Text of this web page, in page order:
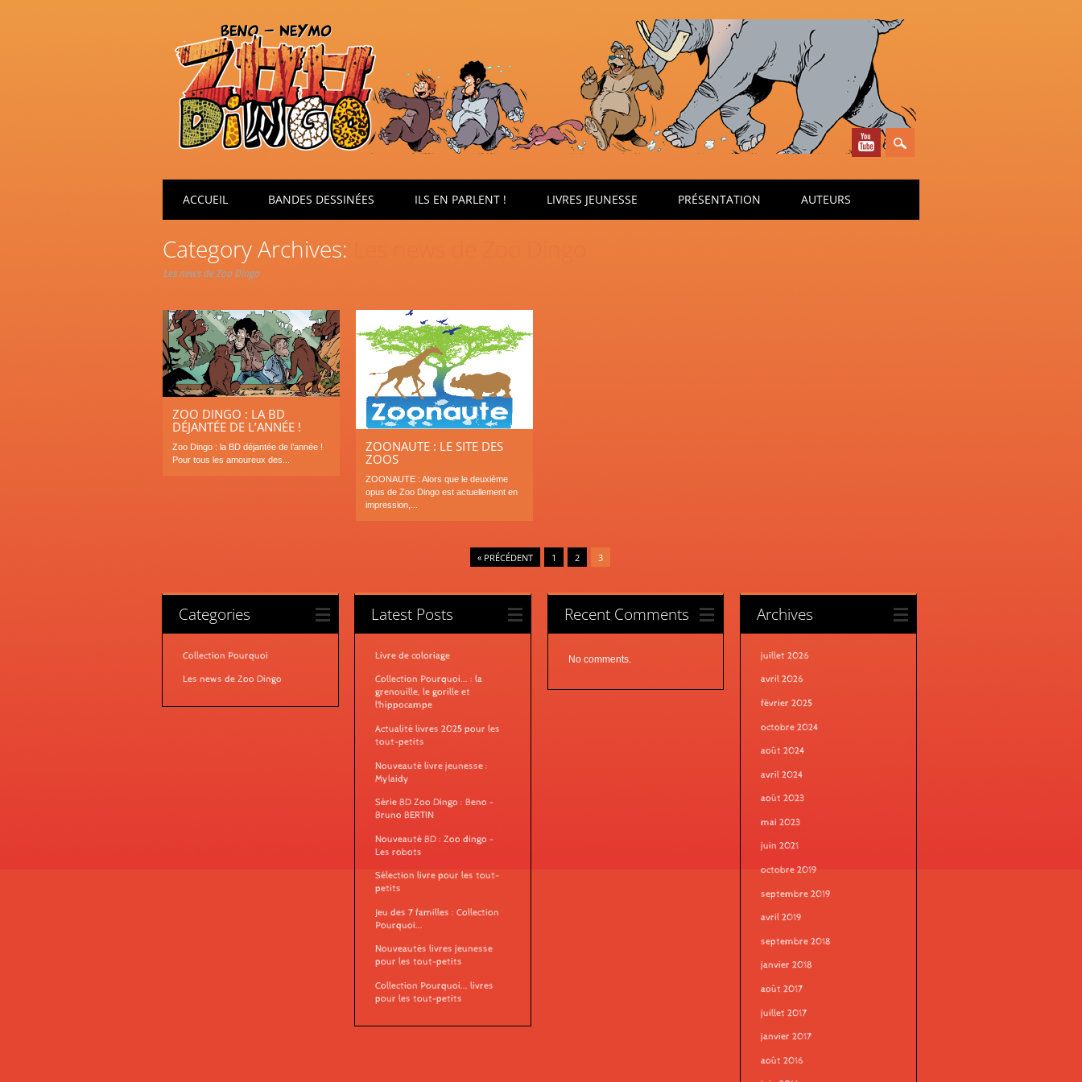
Main menu
ACCUEIL BANDES DESSINÉES ILS EN PARLENT ! LIVRES JEUNESSE PRÉSENTATION AUTEURS
Category Archives:
Les news de Zoo Dingo
ZOO DINGO : LA BD
DÉJANTÉE DE L’ANNÉE !
Zoo Dingo : la BD déjantée de l’année !
Pour tous les amoureux des...
ZOONAUTE : LE SITE DES
ZOOS
ZOONAUTE : Alors que le deuxième
opus de Zoo Dingo est actuellement en
impression,...
« PRÉCÉDENT 1 2 3
Categories
Collection Pourquoi
Les news de Zoo Dingo
Latest Posts
Livre de coloriage
Collection Pourquoi... : la
grenouille, le gorille et
l'hippocampe
Actualité livres 2025 pour les
tout-petits
Nouveauté livre jeunesse :
Mylaidy
Série BD Zoo Dingo : Beno -
Bruno BERTIN
Nouveauté BD : Zoo dingo -
Les robots
Sélection livre pour les tout-
petits
Jeu des 7 familles : Collection
Pourquoi...
Nouveautés livres jeunesse
pour les tout-petits
Collection Pourquoi... livres
pour les tout-petits
Recent Comments
No comments.
Archives
juillet 2026
avril 2026
février 2025
octobre 2024
août 2024
avril 2024
août 2023
mai 2023
juin 2021
octobre 2019
septembre 2019
avril 2019
septembre 2018
janvier 2018
août 2017
juillet 2017
janvier 2017
août 2016